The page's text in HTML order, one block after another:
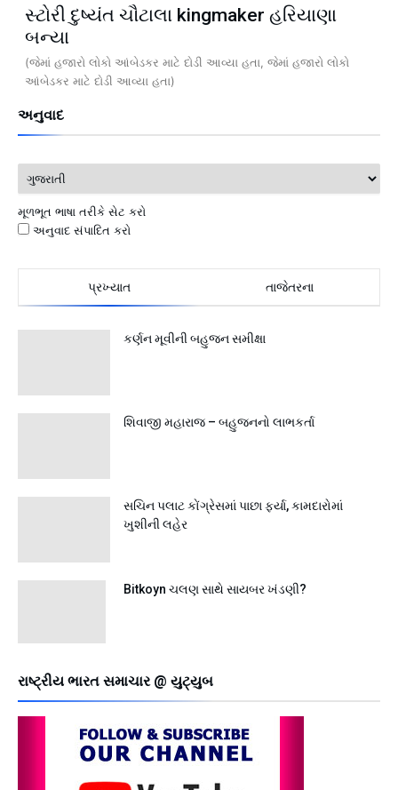
સ્ટોરી દુષ્યંત ચૌટાલા kingmaker હરિયાણા
બન્યા
(જેમાં હજારો લોકો આંબેડકર માટે દોડી આવ્યા હતા, જેમાં હજારો લોકો
આંબેડકર માટે દોડી આવ્યા હતા)
અનુવાદ
મૂળભૂત ભાષા તરીકે સેટ કરો
અનુવાદ સંપાદિત કરો
પ્રખ્યાત તાજેતરના
કર્ણન મૂવીની બહુજન સમીક્ષા
શિવાજી મહારાજ – બહુજનનો લાભકર્તા
સચિન પલાટ કોંગ્રેસમાં પાછા ફર્યા, કામદારોમાં
ખુશીની લહેર
Bitkoyn ચલણ સાથે સાયબર ખંડણી?
રાષ્ટ્રીય ભારત સમાચાર @ યુટ્યુબ